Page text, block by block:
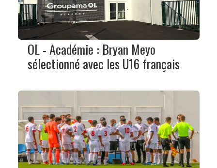
OL - Académie : Bryan Meyo
sélectionné avec les U16 français